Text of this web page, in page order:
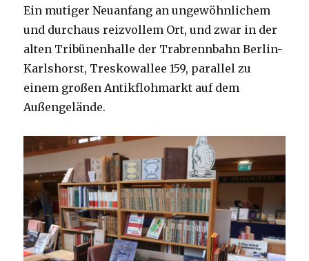
Ein mutiger Neuanfang an ungewöhnlichem
und durchaus reizvollem Ort, und zwar in der
alten Tribünenhalle der Trabrennbahn Berlin-
Karlshorst, Treskowallee 159, parallel zu
einem großen Antikflohmarkt auf dem
Außengelände.